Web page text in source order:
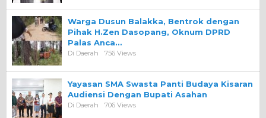
Warga Dusun Balakka, Bentrok dengan
Pihak H.Zen Dasopang, Oknum DPRD
Palas Anca…
Di Daerah 756 Views
Yayasan SMA Swasta Panti Budaya Kisaran
Audiensi Dengan Bupati Asahan
Di Daerah 706 Views